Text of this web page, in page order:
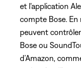
et l'application
compte Bose. En
peuvent
Bose ou
d’Amazon,